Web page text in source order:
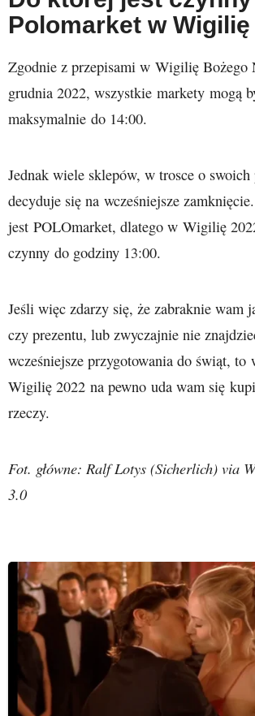
Polomarket w Wigilię
Zgodnie z przepisami w Wigilię Bożego
grudnia 2022, wszystkie markety mogą
maksymalnie do 14:00.
Jednak wiele sklepów, w trosce o
decyduje się na wcześniejsze
jest POLOmarket, dlatego w Wigilię
czynny do godziny 13:00.
Jeśli więc zdarzy się, że zabraknie wam
czy prezentu, lub zwyczajnie nie
wcześniejsze przygotowania do świąt, to
Wigilię 2022 na pewno uda wam się
rzeczy.
Fot. główne: Ralf Lotys (Sicherlich) via
3.0